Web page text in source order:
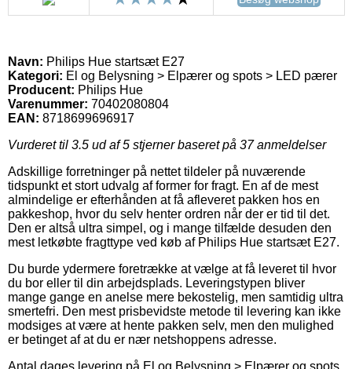
Navn: Philips Hue startsæt E27
Kategori: El og Belysning > Elpærer og spots > LED pærer
Producent: Philips Hue
Varenummer: 70402080804
EAN: 8718699696917
Vurderet til 3.5 ud af 5 stjerner baseret på 37anmeldelser
Adskillige forretninger på nettet tildeler på nuværende
tidspunkt et stort udvalg af former for fragt. En af de mest
almindelige er efterhånden at få afleveret pakken hos en
pakkeshop, hvor du selv henter ordren når der er tid til det.
Den er altså ultra simpel, og i mange tilfælde desuden den
mest letkøbte fragttype ved køb af Philips Hue startsæt E27.
Du burde ydermere foretrække at vælge at få leveret til hvor
du bor eller til din arbejdsplads. Leveringstypen bliver
mange gange en anelse mere bekostelig, men samtidig ultra
smertefri. Den mest prisbevidste metode til levering kan ikke
modsiges at være at hente pakken selv, men den mulighed
er betinget af at du er nær netshoppens adresse.
Antal dages levering på El og Belysning > Elpærer og spots